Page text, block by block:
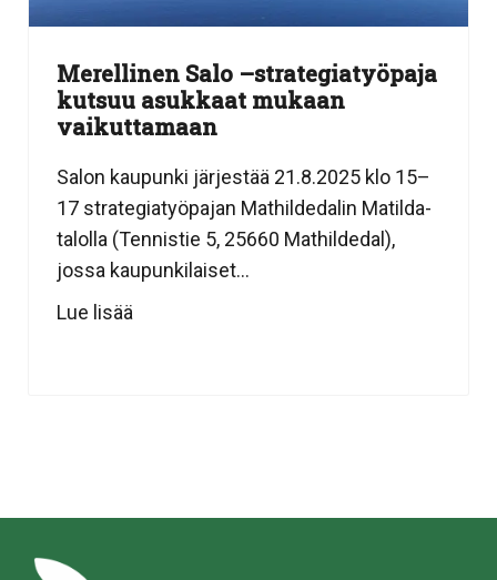
Merellinen Salo –strategiatyöpaja
kutsuu asukkaat mukaan
vaikuttamaan
Salon kaupunki järjestää 21.8.2025 klo 15–
17 strategiatyöpajan Mathildedalin Matilda-
talolla (Tennistie 5, 25660 Mathildedal),
jossa kaupunkilaiset...
Lue lisää